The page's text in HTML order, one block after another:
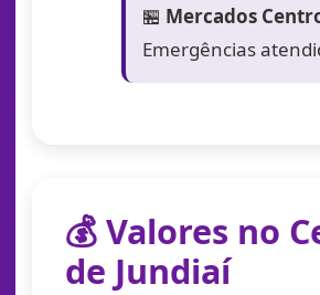
🏪 Mercados
Emergências
💰 Valores no
de Jundiaí